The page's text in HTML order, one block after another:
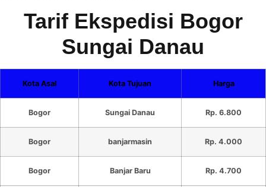
Tarif Ekspedisi Bogor
Sungai Danau
Kota Asal Kota Tujuan Harga
Bogor Sungai Danau Rp. 6.800
Bogor banjarmasin Rp. 4.000
Bogor Banjar Baru Rp. 4.700